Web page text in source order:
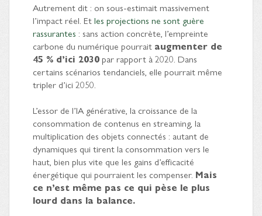
Autrement dit : on sous-estimait massivement
l’impact réel. Etles projections ne sont guère
rassurantes : sans action concrète, l’empreinte
carbone du numérique pourrait augmenter de
45 % d’ici 2030par rapport à 2020. Dans
certains scénarios tendanciels, elle pourrait même
tripler d’ici 2050.
L’essor de l’IA générative, la croissance de la
consommation de contenus en streaming, la
multiplication des objets connectés : autant de
dynamiques qui tirent la consommation vers le
haut, bien plus vite que les gains d’efficacité
énergétique qui pourraient les compenser. Mais
ce n’est même pas ce qui pèse le plus
lourd dans la balance.